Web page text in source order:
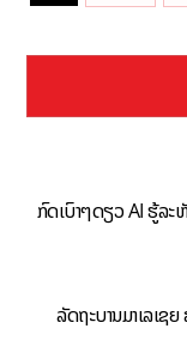
ກົດເບົາໆດຽວ AI ຮູ້ລະ
ລັດຖະບານມາເລເຊ